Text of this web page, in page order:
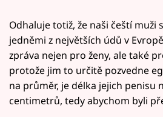
Odhaluje totiž, že naši čeští
jedněmi z největších údů v
zpráva nejen pro ženy, ale také
protože jim to určitě pozvedne
na průměr, je délka jejich penisu
centimetrů, tedy abychom byli